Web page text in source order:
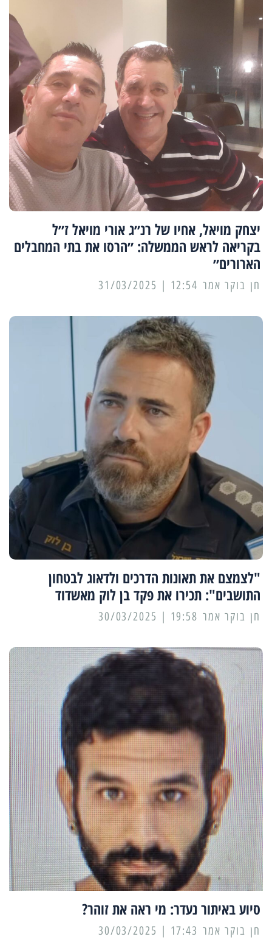
יצחק מויאל, אחיו של רנ״ג אורי מויאל ז״ל
בקריאה לראש הממשלה: ״הרסו את בתי המחבלים
הארורים״
12:54 | 31/03/2025
"לצמצם את תאונות הדרכים ולדאוג לבטחון
התושבים": תכירו את פקד בן לוק מאשדוד
19:58 | 30/03/2025
סיוע באיתור נעדר: מי ראה את זוהר?
17:43 | 30/03/2025